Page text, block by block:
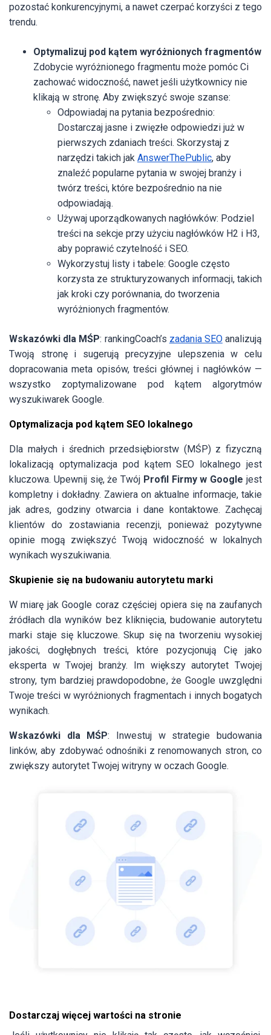
pozostać konkurencyjnymi, a nawet czerpać korzyści z tego
trendu.
Optymalizuj pod kątem wyróżnionych fragmentów
Zdobycie wyróżnionego fragmentu może pomóc Ci
zachować widoczność, nawet jeśli użytkownicy nie
klikają w stronę. Aby zwiększyć swoje szanse:
Odpowiadaj na pytania bezpośrednio:
Dostarczaj jasne i zwięzłe odpowiedzi już w
pierwszych zdaniach treści. Skorzystaj z
narzędzi takich jak AnswerThePublic, aby
znaleźć popularne pytania w swojej branży i
twórz treści, które bezpośrednio na nie
odpowiadają.
Używaj uporządkowanych nagłówków: Podziel
treści na sekcje przy użyciu nagłówków H2 i H3,
aby poprawić czytelność i SEO.
Wykorzystuj listy i tabele: Google często
korzysta ze strukturyzowanych informacji, takich
jak kroki czy porównania, do tworzenia
wyróżnionych fragmentów.
Wskazówki dla MŚP: rankingCoach’s zadania SEOanalizują
Twoją stronę i sugerują precyzyjne ulepszenia w celu
dopracowania meta opisów, treści głównej i nagłówków —
wszystko zoptymalizowane pod kątem algorytmów
wyszukiwarek Google.
Optymalizacja pod kątem SEO lokalnego
Dla małych i średnich przedsiębiorstw (MŚP) z fizyczną
lokalizacją optymalizacja pod kątem SEO lokalnego jest
kluczowa. Upewnij się, że Twój Profil Firmy w Google jest
kompletny i dokładny. Zawiera on aktualne informacje, takie
jak adres, godziny otwarcia i dane kontaktowe. Zachęcaj
klientów do zostawiania recenzji, ponieważ pozytywne
opinie mogą zwiększyć Twoją widoczność w lokalnych
wynikach wyszukiwania.
Skupienie się na budowaniu autorytetu marki
W miarę jak Google coraz częściej opiera się na zaufanych
źródłach dla wyników bez kliknięcia, budowanie autorytetu
marki staje się kluczowe. Skup się na tworzeniu wysokiej
jakości, dogłębnych treści, które pozycjonują Cię jako
eksperta w Twojej branży. Im większy autorytet Twojej
strony, tym bardziej prawdopodobne, że Google uwzględni
Twoje treści w wyróżnionych fragmentach i innych bogatych
wynikach.
Wskazówki dla MŚP: Inwestuj w strategie budowania
linków, aby zdobywać odnośniki z renomowanych stron, co
zwiększy autorytet Twojej witryny w oczach Google.
Dostarczaj więcej wartości na stronie